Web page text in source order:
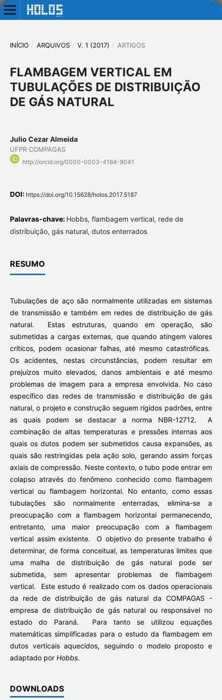
INÍCIO / ARQUIVOS / V. 1 (2017) / ARTIGOS
FLAMBAGEM VERTICAL EM
TUBULAÇÕES DE DISTRIBUIÇÃO
DE GÁS NATURAL
Julio Cezar Almeida
UFPR COMPAGAS
http://orcid.org/0000-0003-4164-8041
DOI: https://doi.org/10.15628/holos.2017.5187
Palavras-chave: Hobbs, flambagem vertical, rede de
distribuição, gás natural, dutos enterrados
RESUMO
Tubulações de aço são normalmente utilizadas em sistemas
de transmissão e também em redes de distribuição de gás
natural. Estas estruturas, quando em operação, são
submetidas a cargas externas, que quando atingem valores
críticos, podem ocasionar falhas, até mesmo catastróficas.
Os acidentes, nestas circunstâncias, podem resultar em
prejuízos muito elevados, danos ambientais e até mesmo
problemas de imagem para a empresa envolvida. No caso
específico das redes de transmissão e distribuição de gás
natural, o projeto e construção seguem rígidos padrões, entre
as quais podem se destacar a norma NBR-12712. A
combinação de altas temperaturas e pressões internas aos
quais os dutos podem ser submetidos causa expansões, as
quais são restringidas pela ação solo, gerando assim forças
axiais de compressão. Neste contexto, o tubo pode entrar em
colapso através do fenômeno conhecido como flambagem
vertical ou flambagem horizontal. No entanto, como essas
tubulações são normalmente enterradas, elimina-se a
preocupação com a flambagem horizontal permanecendo,
entretanto, uma maior preocupação com a flambagem
vertical assim existente. O objetivo do presente trabalho é
determinar, de forma conceitual, as temperaturas limites que
uma malha de distribuição de gás natural pode ser
submetida, sem apresentar problemas de flambagem
vertical. Este estudo é realizado com os dados operacionais
da rede de distribuição de gás natural da COMPAGAS -
empresa de distribuição de gás natural ou responsável no
estado do Paraná. Para tanto se utilizou equações
matemáticas simplificadas para o estudo da flambagem em
dutos verticais aquecidos, seguindo o modelo proposto e
adaptado por Hobbs.
DOWNLOADS